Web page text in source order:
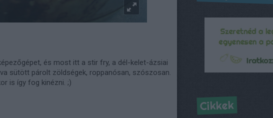
és most itt a stir fry, a dél-kelet-ázsiai
sütött párolt zöldségek, roppanósan, szószosan.
is így fog kinézni. ;)
Cikkek